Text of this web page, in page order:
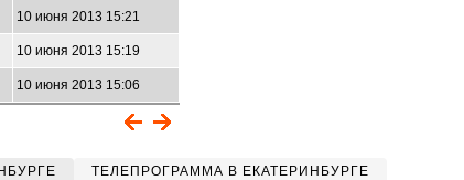
10 июня 2013 15:21
10 июня 2013 15:19
10 июня 2013 15:06
ТЕЛЕПРОГРАММА В ЕКАТЕРИНБУРГЕ